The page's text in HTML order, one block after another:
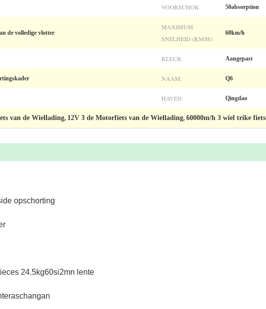
VOORSCHOK: 50absorption
de volledige vlotter
MAXIMUM
SNELHEID (KM/H):
60km/h
KLEUR: Aangepast
NAAM: Q6
HAVEN: Qingdao
van de Wiellading, 12V 3 de Motorfiets van de Wiellading, 60000m/h 3 wiel trike fiets
opschorting
24.5kg60si2mn lente